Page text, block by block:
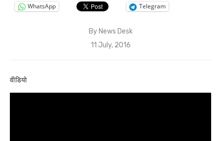
WhatsApp Telegram
By News Desk
Posted
11 July, 2016
वीडियो